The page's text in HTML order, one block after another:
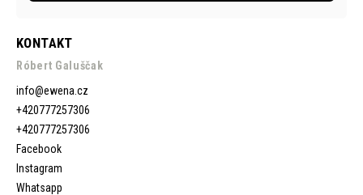
KONTAKT
Róbert Galuščak
info@ewena.cz
+420777257306
+420777257306
Facebook
Instagram
Whatsapp